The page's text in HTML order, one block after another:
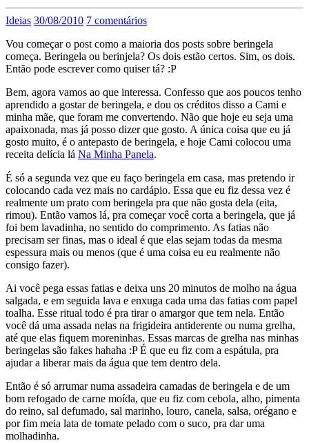
Ideias 30/08/2010 7 comentários
Vou começar o post como a maioria dos posts sobre beringela
começa. Beringela ou berinjela? Os dois estão certos. Sim, os dois.
Então pode escrever como quiser tá? :P
Bem, agora vamos ao que interessa. Confesso que aos poucos tenho
aprendido a gostar de beringela, e dou os créditos disso a Cami e
minha mãe, que foram me convertendo. Não que hoje eu seja uma
apaixonada, mas já posso dizer que gosto. A única coisa que eu já
gosto muito, é o antepasto de beringela, e hoje Cami colocou uma
receita delícia lá Na Minha Panela.
É só a segunda vez que eu faço beringela em casa, mas pretendo ir
colocando cada vez mais no cardápio. Essa que eu fiz dessa vez é
realmente um prato com beringela pra que não gosta dela (eita,
rimou). Então vamos lá, pra começar você corta a beringela, que já
foi bem lavadinha, no sentido do comprimento. As fatias não
precisam ser finas, mas o ideal é que elas sejam todas da mesma
espessura mais ou menos (que é uma coisa eu eu realmente não
consigo fazer).
Ai você pega essas fatias e deixa uns 20 minutos de molho na água
salgada, e em seguida lava e enxuga cada uma das fatias com papel
toalha. Esse ritual todo é pra tirar o amargor que tem nela. Então
você dá uma assada nelas na frigideira antiderente ou numa grelha,
até que elas fiquem moreninhas. Essas marcas de grelha nas minhas
beringelas são fakes hahaha :P É que eu fiz com a espátula, pra
ajudar a liberar mais da água que tem dentro dela.
Então é só arrumar numa assadeira camadas de beringela e de um
bom refogado de carne moída, que eu fiz com cebola, alho, pimenta
do reino, sal defumado, sal marinho, louro, canela, salsa, orégano e
por fim meia lata de tomate pelado com o suco, pra dar uma
molhadinha.